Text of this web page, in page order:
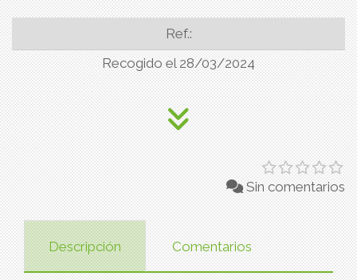
Ref.:
Recogido el 28/03/2024
Sin comentarios
Descripción Comentarios